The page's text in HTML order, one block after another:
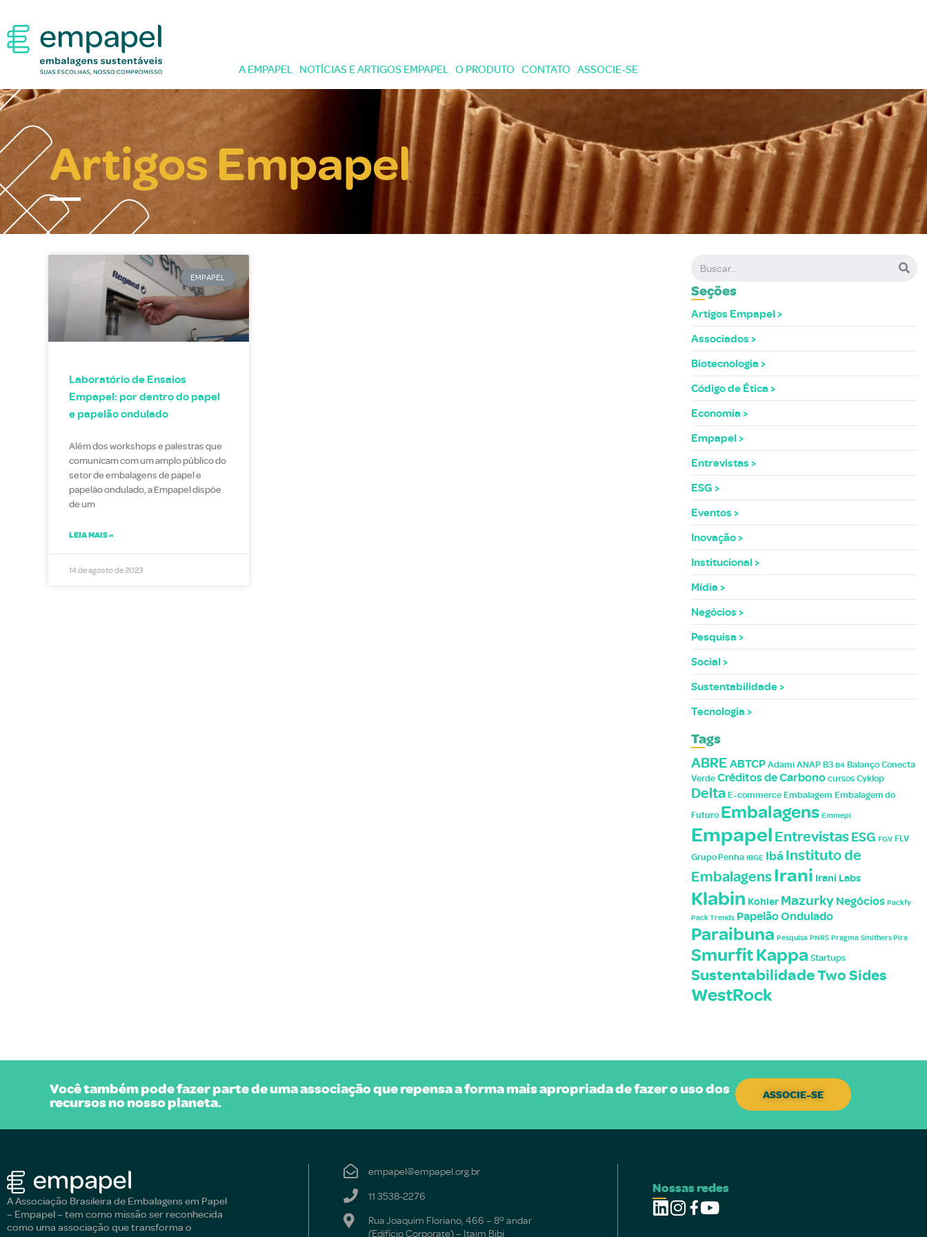
A EMPAPEL NOTÍCIAS E ARTIGOS EMPAPEL O PRODUTO CONTATO ASSOCIE-SE
Artigos Empapel
EMPAPEL
Laboratório de Ensaios
Empapel: por dentro do papel
e papelão ondulado
Além dos workshops e palestras que
comunicam com um amplo público do
setor de embalagens de papel e
papelão ondulado, a Empapel dispõe
de um
LEIA MAIS »
14 de agosto de 2023
Seções
Artigos Empapel
Associados
Biotecnologia
Código de Ética
Economia
Empapel
Entrevistas
ESG
Eventos
Inovação
Institucional
Mídia
Negócios
Pesquisa
Social
Sustentabilidade
Tecnologia
Tags
ABRE ABTCPAdamiANAPB3 B4 BalançoConecta
VerdeCréditos de CarbonocursosCyklop
DeltaE-commerceEmbalagem Embalagem do
Futuro Embalagens Emmepi
EmpapelEntrevistasESG FGV FLV
Grupo Penha IBGE Ibá Instituto de
EmbalagensIrani Irani Labs
Klabin Kohler MazurkyNegócios Packfy
Pack Trends Papelão Ondulado
Paraibuna Pesquisa PNRS Pragma Smithers Pira
Smurfit Kappa Startups
SustentabilidadeTwo Sides
WestRock
Você também pode fazer parte de uma associação que repensa a forma mais apropriada de fazer o uso dos
recursos no nosso planeta. ASSOCIE-SE
A Associação Brasileira de Embalagens em Papel
– Empapel – tem como missão ser reconhecida
como uma associação que transforma o
empapel@empapel.org.br
11 3538-2276
Rua Joaquim Floriano, 466 – 8º andar
(Edifício Corporate) – Itaim Bibi
Nossas redes